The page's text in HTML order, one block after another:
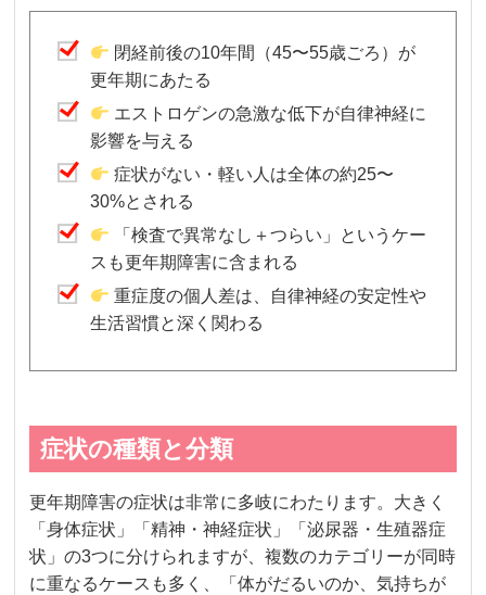
閉経前後の10年間（45〜55歳ごろ）が
更年期にあたる
エストロゲンの急激な低下が自律神経に
影響を与える
症状がない・軽い人は全体の約25〜
30%とされる
「検査で異常なし＋つらい」というケー
スも更年期障害に含まれる
重症度の個人差は、自律神経の安定性や
生活習慣と深く関わる
症状の種類と分類
更年期障害の症状は非常に多岐にわたります。大きく
「身体症状」「精神・神経症状」「泌尿器・生殖器症
状」の3つに分けられますが、複数のカテゴリーが同時
に重なるケースも多く、「体がだるいのか、気持ちが